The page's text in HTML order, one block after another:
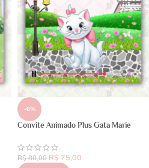
-6%
Convite Animado Plus Gata Marie
R$80,00 R$ 75,00